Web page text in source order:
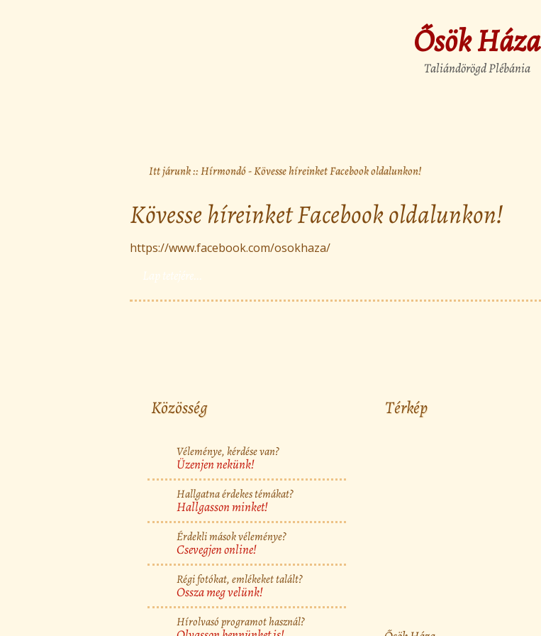
Ősök Háza
Taliándörögd Plébánia
Itt járunk ::Hírmondó- Kövesse híreinket Facebook oldalunkon!
Kövesse híreinket Facebook oldalunkon!
https://www.facebook.com/osokhaza/
Lap tetejére...
Közösség
Véleménye, kérdése van?
Üzenjen nekünk!
Hallgatna érdekes témákat?
Hallgasson minket!
Érdekli mások véleménye?
Csevegjen online!
Régi fotókat, emlékeket talált?
Ossza meg velünk!
Hírolvasó programot használ?
Térkép